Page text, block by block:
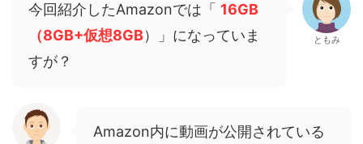
今回紹介したAmazonでは「 16GB
（8GB+仮想8GB）」になっていま
すが？
ともみ
Amazon内に動画が公開されている